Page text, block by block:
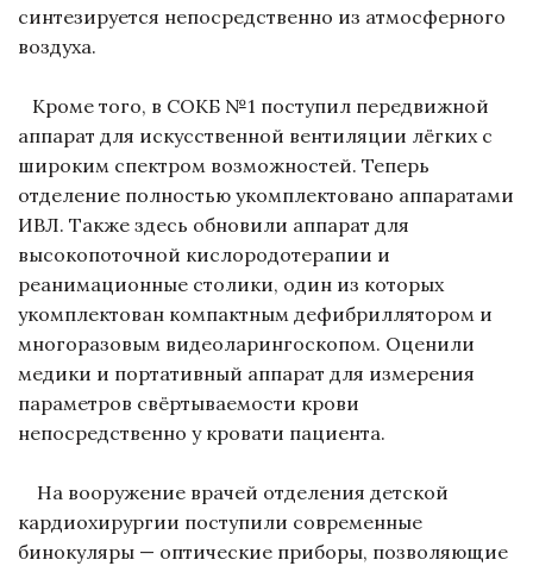
синтезируется непосредственно из атмосферного
воздуха.
Кроме того, в СОКБ №1 поступил передвижной
аппарат для искусственной вентиляции лёгких с
широким спектром возможностей. Теперь
отделение полностью укомплектовано аппаратами
ИВЛ. Также здесь обновили аппарат для
высокопоточной кислородотерапии и
реанимационные столики, один из которых
укомплектован компактным дефибриллятором и
многоразовым видеоларингоскопом. Оценили
медики и портативный аппарат для измерения
параметров свёртываемости крови
непосредственно у кровати пациента.
На вооружение врачей отделения детской
кардиохирургии поступили современные
бинокуляры — оптические приборы, позволяющие